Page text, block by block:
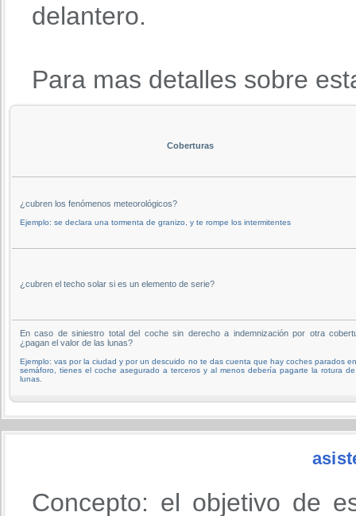
delantero.
Para mas detalles sobre
Coberturas
¿cubren los fenómenos meteorológicos?
Ejemplo: se declara una tormenta de granizo, y te rompe los intermitentes
¿cubren el techo solar si es un elemento de serie?
En caso de siniestro total del coche sin derecho a indemnización por otra
¿pagan el valor de las lunas?
Ejemplo: vas por la ciudad y por un descuido no te das cuenta que hay coches parados
semáforo, tienes el coche asegurado a terceros y al menos debería pagarte la rotura
lunas.
Concepto: el objetivo de